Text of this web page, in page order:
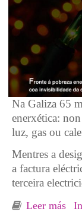
Na Galiza 65
enerxética:
luz, gas ou
Mentres a
a factura
terceira
Leer más